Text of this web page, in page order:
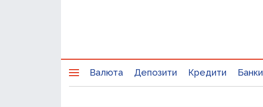
Валюта Депозити Кредити Банки